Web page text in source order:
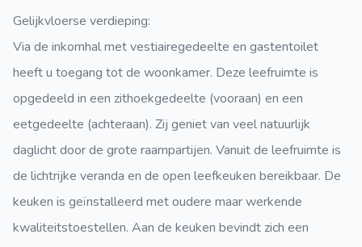
Gelijkvloerse verdieping:
Via de inkomhal met vestiairegedeelte en gastentoilet
heeft u toegang tot de woonkamer. Deze leefruimte is
opgedeeld in een zithoekgedeelte (vooraan) en een
eetgedeelte (achteraan). Zij geniet van veel natuurlijk
daglicht door de grote raampartijen. Vanuit de leefruimte is
de lichtrijke veranda en de open leefkeuken bereikbaar. De
keuken is geïnstalleerd met oudere maar werkende
kwaliteitstoestellen. Aan de keuken bevindt zich een